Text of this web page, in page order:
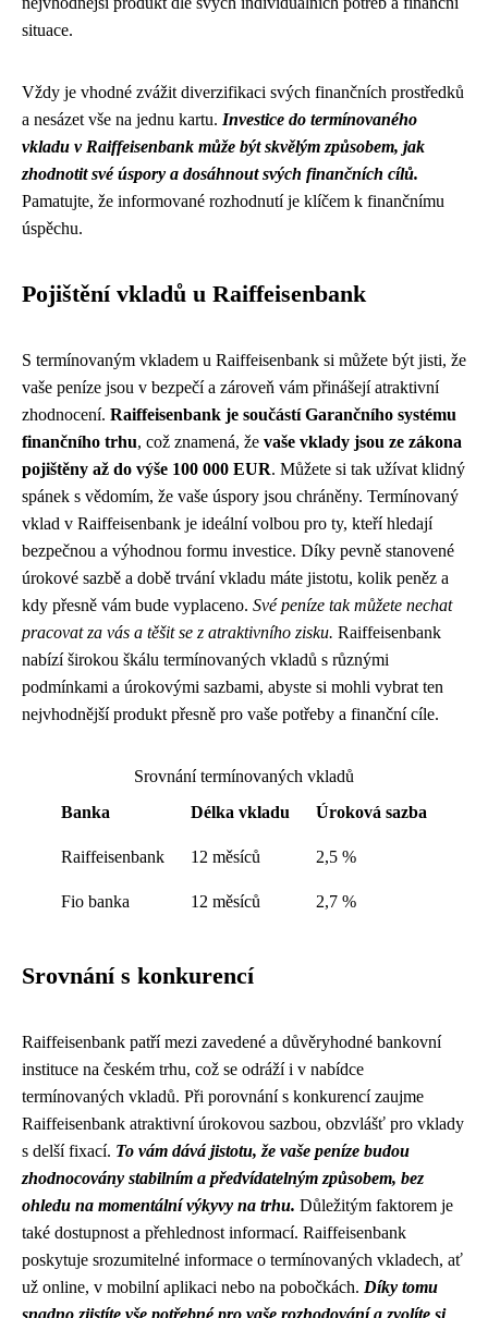
situace.
Vždy je vhodné zvážit diverzifikaci svých finančních prostředků
a nesázet vše na jednu kartu. Investice do termínovaného
vkladu v Raiffeisenbank může být skvělým způsobem, jak
zhodnotit své úspory a dosáhnout svých finančních cílů.
Pamatujte, že informované rozhodnutí je klíčem k finančnímu
úspěchu.
Pojištění vkladů u Raiffeisenbank
S termínovaným vkladem u Raiffeisenbank si můžete být jisti, že
vaše peníze jsou v bezpečí a zároveň vám přinášejí atraktivní
zhodnocení. Raiffeisenbank je součástí Garančního systému
finančního trhu, což znamená, že vaše vklady jsou ze zákona
pojištěny až do výše 100 000 EUR. Můžete si tak užívat klidný
spánek s vědomím, že vaše úspory jsou chráněny. Termínovaný
vklad v Raiffeisenbank je ideální volbou pro ty, kteří hledají
bezpečnou a výhodnou formu investice. Díky pevně stanovené
úrokové sazbě a době trvání vkladu máte jistotu, kolik peněz a
kdy přesně vám bude vyplaceno. Své peníze tak můžete nechat
pracovat za vás a těšit se z atraktivního zisku. Raiffeisenbank
nabízí širokou škálu termínovaných vkladů s různými
podmínkami a úrokovými sazbami, abyste si mohli vybrat ten
nejvhodnější produkt přesně pro vaše potřeby a finanční cíle.
Srovnání termínovaných vkladů
Banka
Délka vkladu Úroková sazba
Raiffeisenbank 12 měsíců 2,5 %
Fio banka 12 měsíců 2,7 %
Srovnání s konkurencí
Raiffeisenbank patří mezi zavedené a důvěryhodné bankovní
instituce na českém trhu, což se odráží i v nabídce
termínovaných vkladů. Při porovnání s konkurencí zaujme
Raiffeisenbank atraktivní úrokovou sazbou, obzvlášť pro vklady
s delší fixací. To vám dává jistotu, že vaše peníze budou
zhodnocovány stabilním a předvídatelným způsobem, bez
ohledu na momentální výkyvy na trhu. Důležitým faktorem je
také dostupnost a přehlednost informací. Raiffeisenbank
poskytuje srozumitelné informace o termínovaných vkladech, ať
už online, v mobilní aplikaci nebo na pobočkách. Díky tomu
snadno zjistíte vše potřebné pro vaše rozhodování a zvolíte si